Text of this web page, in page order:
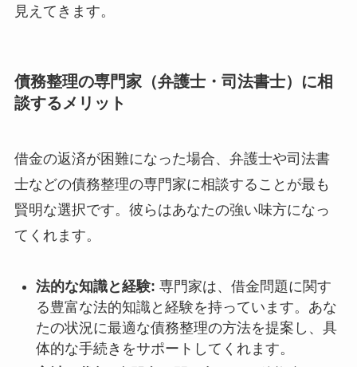
見えてきます。
債務整理の専門家（弁護士・司法書士）に相
談するメリット
借金の返済が困難になった場合、弁護士や司法書
士などの債務整理の専門家に相談することが最も
賢明な選択です。彼らはあなたの強い味方になっ
てくれます。
法的な知識と経験: 専門家は、借金問題に関す
る豊富な法的知識と経験を持っています。あな
たの状況に最適な債務整理の方法を提案し、具
体的な手続きをサポートしてくれます。